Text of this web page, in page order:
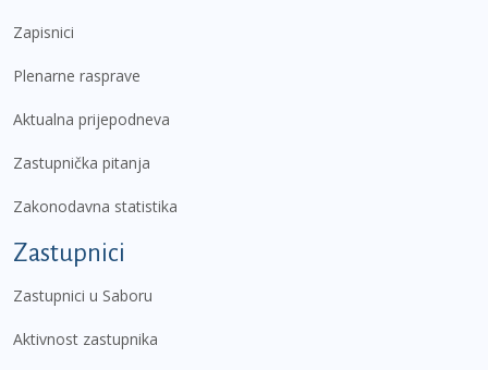
Zapisnici
Plenarne rasprave
Aktualna prijepodneva
Zastupnička pitanja
Zakonodavna statistika
Zastupnici
Zastupnici u Saboru
Aktivnost zastupnika